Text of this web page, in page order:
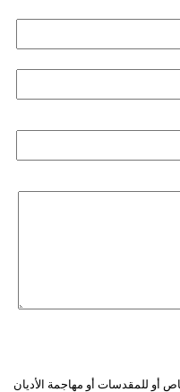
أو للمقدسات أو مهاجمة الأديان